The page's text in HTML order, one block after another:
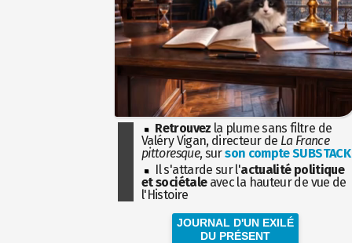
Retrouvez la plume sans filtre de
Valéry Vigan, directeur de La France
pittoresque, surson compte SUBSTACK
Il s'attarde sur l'actualité politique
et sociétaleavec la hauteur de vue de
l'Histoire
JOURNAL D'UN EXILÉ
DU PRÉSENT